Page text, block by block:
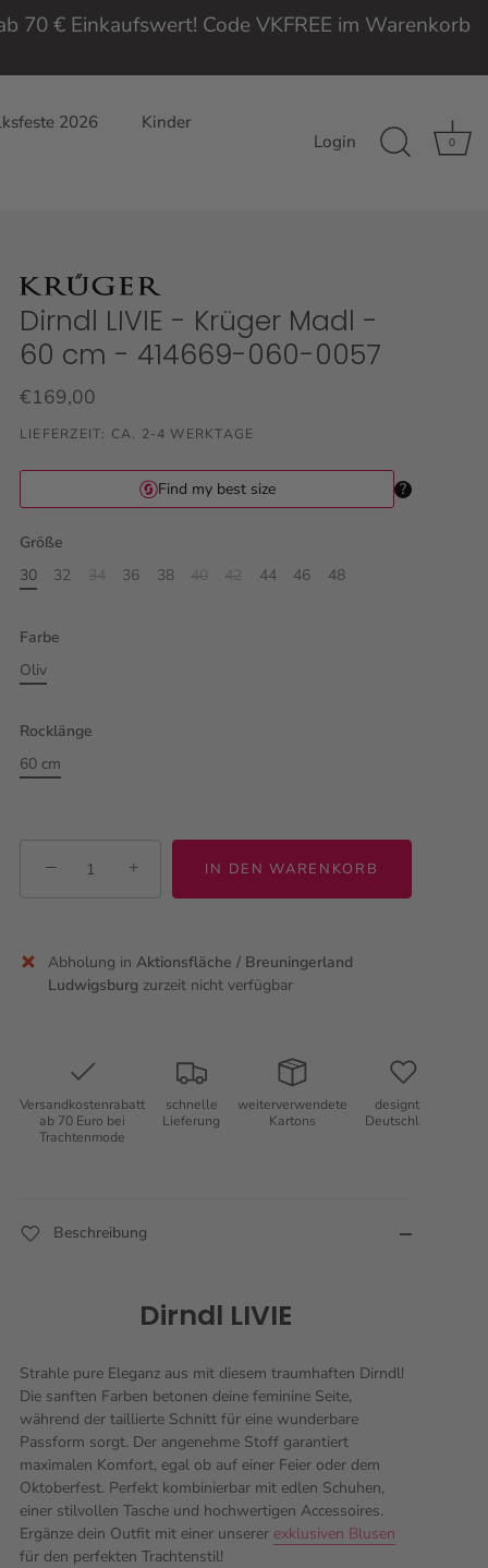
70 € Einkaufswert! Code VKFREE im Warenkorb
2026
Kinder
Login 0
Dirndl LIVIE - Krüger Madl -
60 cm - 414669-060-0057
€169,00
LIEFERZEIT: CA. 2-4 WERKTAGE
Größe
30
32 34 36 38 40 42 44 46 48
Farbe
Oliv
Rocklänge
60 cm
− + IN DEN WARENKORB
Abholung in Aktionsfläche / Breuningerland
Ludwigsburg zurzeit nicht verfügbar
Versandkostenrabatt
ab 70 Euro bei
Trachtenmode
schnelle
Lieferung
weiterverwendete
Kartons
designt in
Deutschland
Beschreibung
Dirndl LIVIE
Strahle pure Eleganz aus mit diesem traumhaften Dirndl!
Die sanften Farben betonen deine feminine Seite,
während der taillierte Schnitt für eine wunderbare
Passform sorgt. Der angenehme Stoff garantiert
maximalen Komfort, egal ob auf einer Feier oder dem
Oktoberfest. Perfekt kombinierbar mit edlen Schuhen,
einer stilvollen Tasche und hochwertigen Accessoires.
Ergänze dein Outfit mit einer unserer exklusiven Blusen
für den perfekten Trachtenstil!